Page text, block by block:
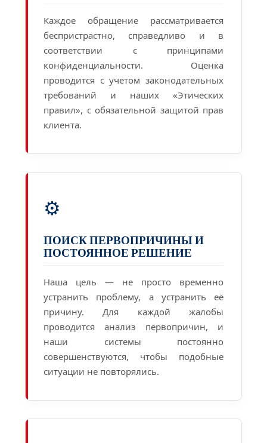
Каждое обращение рассматривается
беспристрастно, справедливо и в
соответствии с принципами
конфиденциальности. Оценка
проводится с учетом законодательных
требований и наших «Этических
правил», с обязательной защитой прав
клиента.
⚙️
ПОИСК ПЕРВОПРИЧИНЫ И
ПОСТОЯННОЕ РЕШЕНИЕ
Наша цель — не просто временно
устранить проблему, а устранить её
причину. Для каждой жалобы
проводится анализ первопричин, и
наши системы постоянно
совершенствуются, чтобы подобные
ситуации не повторялись.